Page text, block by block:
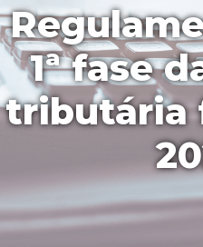
1ª fase
tributária